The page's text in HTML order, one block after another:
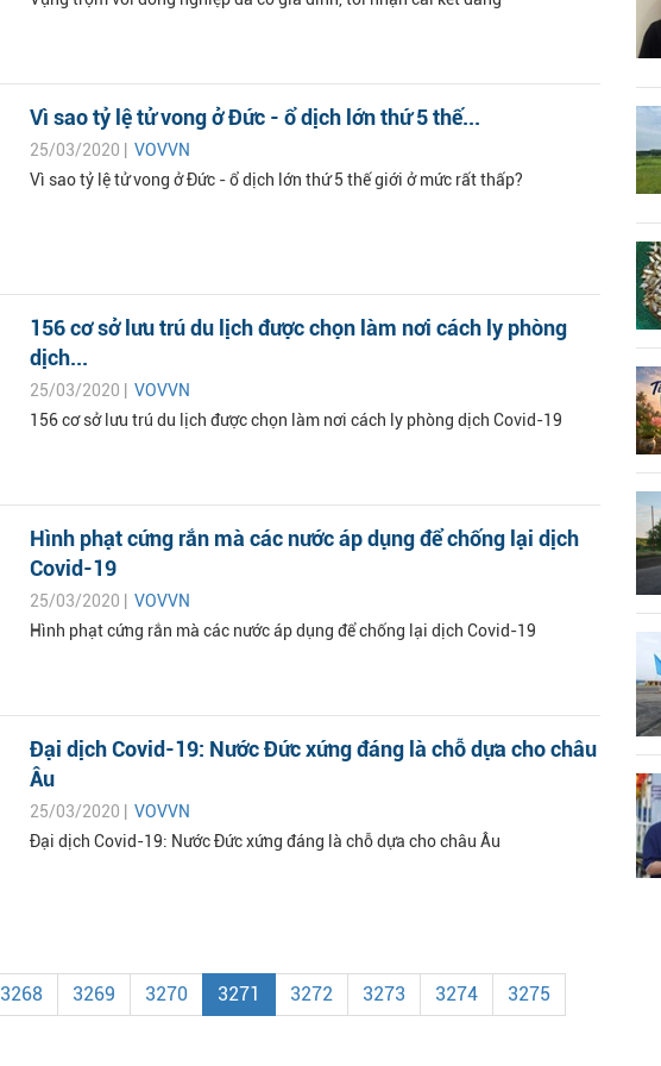
Vì sao tỷ lệ tử vong ở Đức - ổ dịch lớn thứ 5 thế...
25/03/2020 | VOVVN
Vì sao tỷ lệ tử vong ở Đức - ổ dịch lớn thứ 5 thế giới ở mức rất thấp?
156 cơ sở lưu trú du lịch được chọn làm nơi cách ly phòng
dịch...
25/03/2020 | VOVVN
156 cơ sở lưu trú du lịch được chọn làm nơi cách ly phòng dịch Covid-19
Hình phạt cứng rắn mà các nước áp dụng để chống lại dịch
Covid-19
25/03/2020 | VOVVN
Hình phạt cứng rắn mà các nước áp dụng để chống lại dịch Covid-19
Đại dịch Covid-19: Nước Đức xứng đáng là chỗ dựa cho châu
Âu
25/03/2020 | VOVVN
Đại dịch Covid-19: Nước Đức xứng đáng là chỗ dựa cho châu Âu
3268 3269 3270 3271 3272 3273 3274
3275